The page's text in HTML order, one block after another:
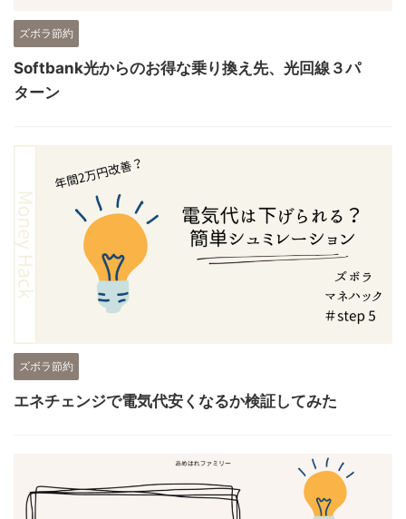
ズボラ節約
Softbank光からのお得な乗り換え先、光回線３パ
ターン
ズボラ節約
エネチェンジで電気代安くなるか検証してみた